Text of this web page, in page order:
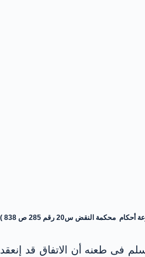
فى طعنه أن الاتفاق قد إنعقد